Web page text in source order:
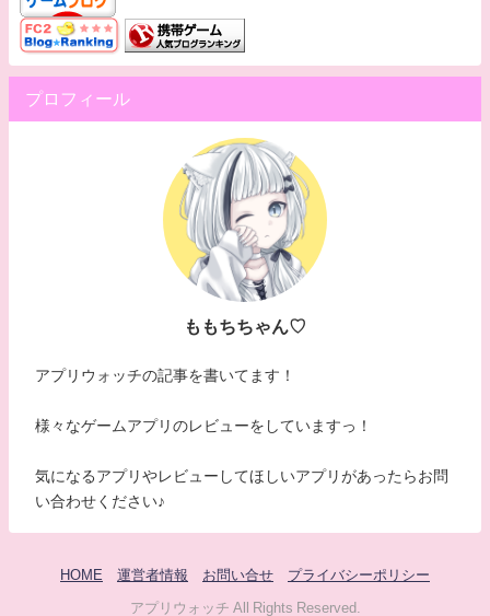
プロフィール
ももちちゃん♡
アプリウォッチの記事を書いてます！
様々なゲームアプリのレビューをしていますっ！
気になるアプリやレビューしてほしいアプリがあったらお問
い合わせください♪
HOME 運営者情報 お問い合せ プライバシーポリシー
アプリウォッチ All Rights Reserved.